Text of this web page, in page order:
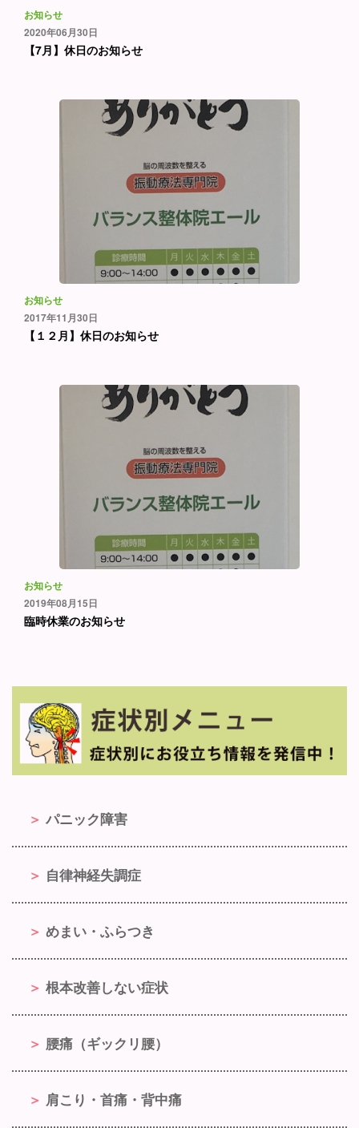
お知らせ
2020年06月30日
【7月】休日のお知らせ
お知らせ
2017年11月30日
【１２月】休日のお知らせ
お知らせ
2019年08月15日
臨時休業のお知らせ
パニック障害
自律神経失調症
めまい・ふらつき
根本改善しない症状
腰痛（ギックリ腰）
肩こり・首痛・背中痛